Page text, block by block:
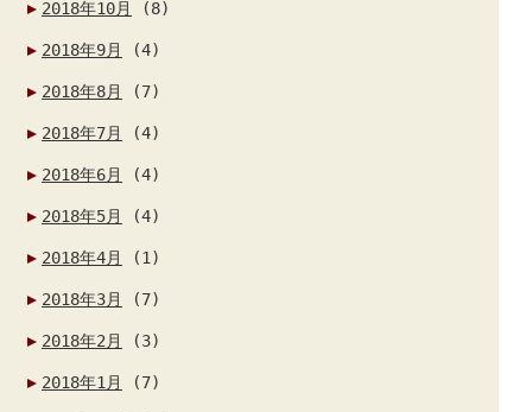
2018年10月 (8)
2018年9月 (4)
2018年8月 (7)
2018年7月 (4)
2018年6月 (4)
2018年5月 (4)
2018年4月 (1)
2018年3月 (7)
2018年2月 (3)
2018年1月 (7)